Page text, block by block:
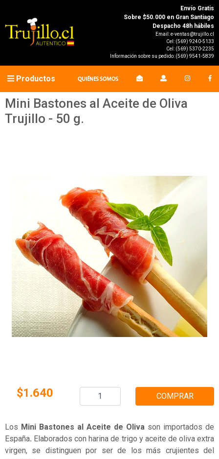
Envío Gratis
Sobre $50.000 en Gran Santiago
Despacho 48h hábiles
Email:e-ventas@trujillo.cl
Cel: (569) 9240-5133
Cel: (569) 5370-2235
Información sobre su pedido: (569) 9541-5839
Productos QUIÉNES SOMOS
Mini Bastones al Aceite de Oliva
Trujillo - 50 g.
$1.640 COMPRAR
Los Mini Bastones al Aceite de Oliva son importados de
España. Elaborados con harina de trigo y aceite de oliva extra
virgen, se distinguen por ser de los más crujientes del